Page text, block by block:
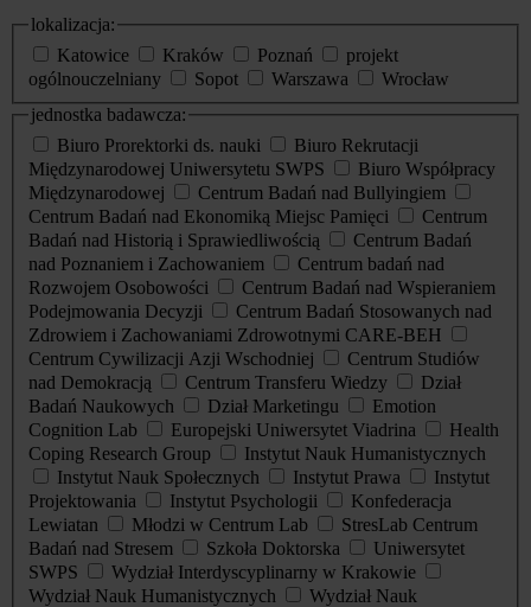
lokalizacja:
Katowice
Kraków Poznań
projekt
ogólnouczelniany
Sopot Warszawa
Wrocław
jednostka badawcza:
Biuro Prorektorki ds. nauki
Biuro Rekrutacji
Międzynarodowej Uniwersytetu SWPS
Biuro Współpracy
Międzynarodowej
Centrum Badań nad Bullyingiem
Centrum Badań nad Ekonomiką Miejsc Pamięci
Centrum
Badań nad Historią i Sprawiedliwością
Centrum Badań
nad Poznaniem i Zachowaniem
Centrum badań nad
Rozwojem Osobowości
Centrum Badań nad Wspieraniem
Podejmowania Decyzji
Centrum Badań Stosowanych nad
Zdrowiem i Zachowaniami Zdrowotnymi CARE-BEH
Centrum Cywilizacji Azji Wschodniej
Centrum Studiów
nad Demokracją
Centrum Transferu Wiedzy
Dział
Badań Naukowych
Dział Marketingu
Emotion
Cognition Lab
Europejski Uniwersytet Viadrina
Health
Coping Research Group
Instytut Nauk Humanistycznych
Instytut Nauk Społecznych
Instytut Prawa
Instytut
Projektowania
Instytut Psychologii
Konfederacja
Lewiatan
Młodzi w Centrum Lab
StresLab Centrum
Badań nad Stresem
Szkoła Doktorska
Uniwersytet
SWPS
Wydział Interdyscyplinarny w Krakowie
Wydział Nauk Humanistycznych
Wydział Nauk